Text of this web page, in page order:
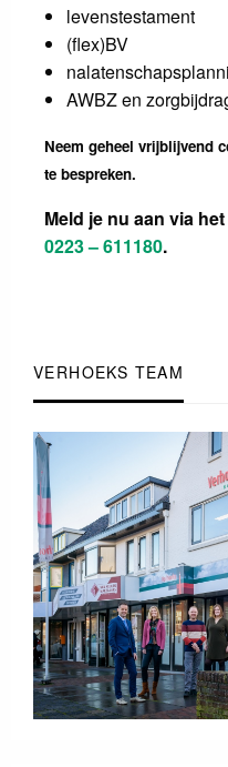
levenstestament
(flex)BV
AWBZ en
Neem geheel vrijblijvend
te bespreken.
Meld je nu aan via het
0223 – 611180.
VERHOEKS TEAM